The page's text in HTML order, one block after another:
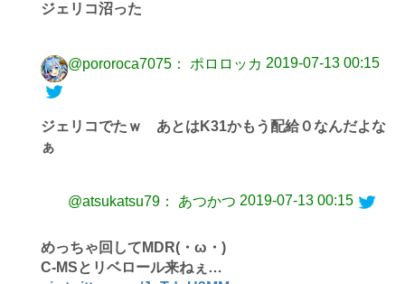
ジェリコ沼った
@pororoca7075： ポロロッカ 2019-07-13 00:15
ジェリコでたｗ あとはK31かもう配給０なんだよな
ぁ
@atsukatsu79： あつかつ 2019-07-13 00:15
めっちゃ回してMDR(・ω・)
C-MSとリベロール来ねぇ…